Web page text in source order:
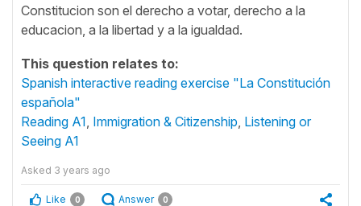
Constitucion son el derecho a votar, derecho a la
educacion, a la libertad y a la igualdad.
This question relates to:
Spanish interactive reading exercise "La Constitución
española"
Reading A1 Immigration & Citizenship Listening or
Seeing A1
Asked 3 years ago
Like 0 Answer 0